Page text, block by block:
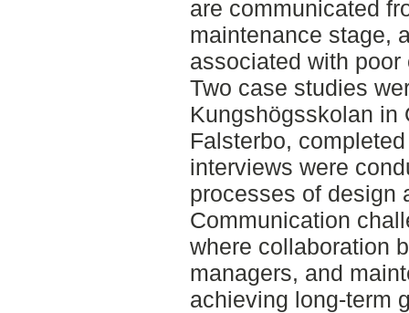
are communicated
maintenance stage,
associated with
Two case studies
Kungshögsskolan in
Falsterbo,
interviews were
processes of design
Communication
where collaboration
managers, and
achieving long-term